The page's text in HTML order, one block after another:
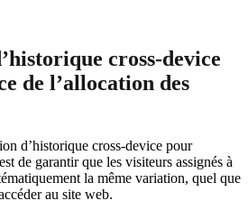
cross-device
de l’allocation des
d’historique cross-device pour
de garantir que les visiteurs assignés à
la même variation, quel que
au site web.